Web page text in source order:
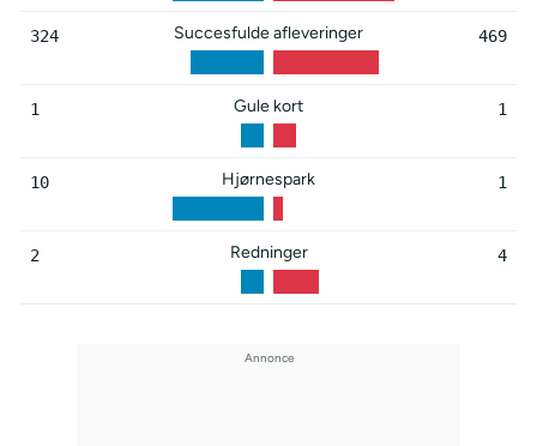
324 Succesfulde afleveringer 469
1 Gule kort 1
10 Hjørnespark 1
2 Redninger 4